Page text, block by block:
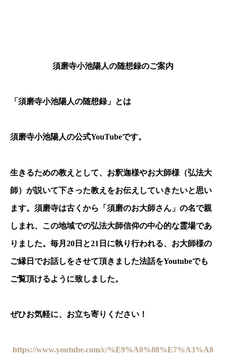
須磨寺小池陽人の随想録のご案内
「須磨寺小池陽人の随想録」とは
須磨寺小池陽人の公式YouTubeです。
生きるための教えとして、お釈迦様やお大師様（弘法大
師）が説いて下さった教えをお伝えしていきたいと思い
ます。須磨寺は古くから「須磨のお大師さん」の名で親
しまれ、この地域での弘法大師信仰の中心的な霊場であ
りました。毎月20日と21日に執り行われる、お大師様の
ご縁日でお話しをさせて頂きました法話をYoutubeでも
ご覧頂けるように致しました。
ぜひお気軽に、お立ち寄りください！
https://www.youtube.com/c/%E9%A0%88%E7%A3%A8